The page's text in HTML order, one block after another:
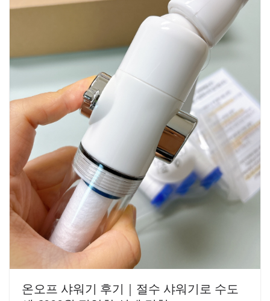
온오프 샤워기 후기｜절수 샤워기로 수도